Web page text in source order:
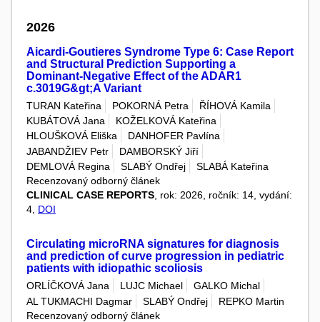
2026
Aicardi-Goutieres Syndrome Type 6: Case Report
and Structural Prediction Supporting a
Dominant-Negative Effect of the ADAR1
c.3019G&gt;A Variant
TURAN Kateřina POKORNÁ Petra
ŘÍHOVÁ Kamila
KUBÁTOVÁ Jana
KOŽELKOVÁ Kateřina
HLOUŠKOVÁ Eliška
DANHOFER Pavlína
JABANDŽIEV Petr
DAMBORSKÝ Jiří
DEMLOVÁ Regina
SLABÝ Ondřej
SLABÁ Kateřina
Recenzovaný odborný článek
CLINICAL CASE REPORTS , rok: 2026, ročník: 14, vydání:
4, DOI
Circulating microRNA signatures for diagnosis
and prediction of curve progression in pediatric
patients with idiopathic scoliosis
ORLÍČKOVÁ Jana LUJC Michael
GALKO Michal
AL TUKMACHI Dagmar
SLABÝ Ondřej
REPKO Martin
Recenzovaný odborný článek